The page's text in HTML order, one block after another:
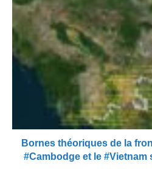
Bornes théoriques de la
#Cambodge et le #Vietnam